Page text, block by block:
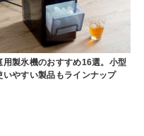
用製氷機のおすすめ16選。小型
いやすい製品もラインナップ